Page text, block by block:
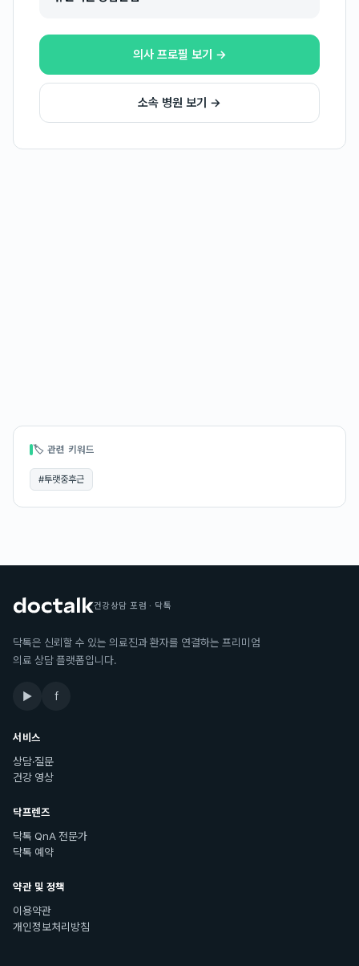
의사 프로필 보기 →
소속 병원 보기 →
🏷 관련 키워드
#투랫중후근
건강상담 포럼 · 닥톡
닥톡은 신뢰할 수 있는 의료진과 환자를 연결하는 프리미엄
의료 상담 플랫폼입니다.
▶ f
서비스
상담·질문
건강 영상
닥프렌즈
닥톡 QnA 전문가
닥톡 예약
약관 및 정책
이용약관
개인정보처리방침